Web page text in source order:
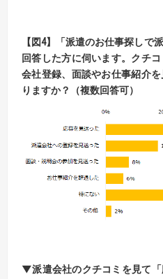
【図4】
「派遣のお仕事探しで
回答した方に伺います。 クチ
会社登録、面談やお仕事紹介を
りますか？（複数回答可）
▼派遣会社のクチコミを見て